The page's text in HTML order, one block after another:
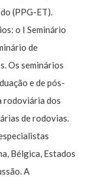
(PPG-ET).
o I Seminário
de
Os seminários
e de pós-
rodoviária dos
de rodovias.
Bélgica, Estados
A